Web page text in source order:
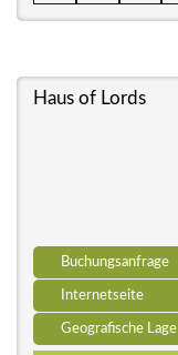
Haus of Lords
Buchungsanfrage
Internetseite
Geografische Lage